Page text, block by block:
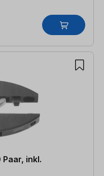
Paar, inkl.